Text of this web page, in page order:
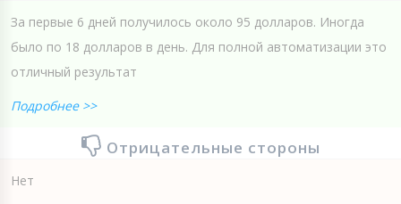
За первые 6 дней получилось около 95 долларов. Иногда
было по 18 долларов в день. Для полной автоматизации это
отличный результат
Подробнее >>
Отрицательные стороны
Нет